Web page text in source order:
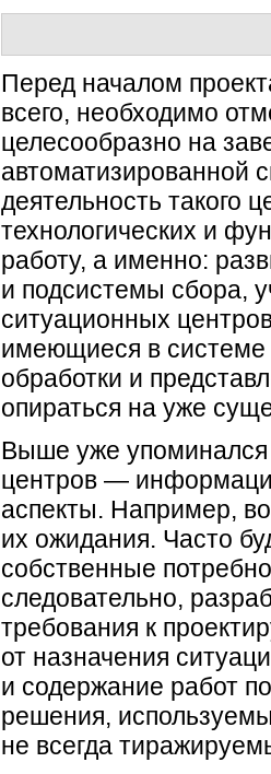
Перед началом
всего, необходимо
целесообразно на
автоматизированной
деятельность такого
технологических и
работу, а именно:
и подсистемы сбора,
ситуационных
имеющиеся в
обработки и
опираться на уже
Выше уже упоминался
центров —
аспекты. Например,
их ожидания. Часто
собственные
следовательно,
требования к
от назначения
и содержание работ
решения,
не всегда